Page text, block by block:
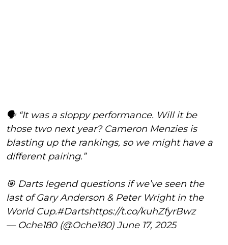
🗣️ “It was a sloppy performance. Will it be
those two next year? Cameron Menzies is
blasting up the rankings, so we might have a
different pairing.”
🎯 Darts legend questions if we’ve seen the
last of Gary Anderson & Peter Wright in the
World Cup.#Dartshttps://t.co/kuhZfyrBwz
— Oche180 (@Oche180) June 17, 2025